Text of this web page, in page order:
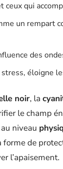
ceux qui
un rempart
des
éloigne
noir, la
le champ
niveau
de
l’apaisement.